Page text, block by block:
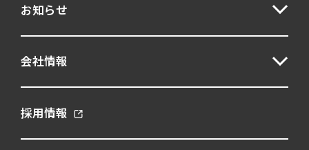
お知らせ
会社情報
採用情報